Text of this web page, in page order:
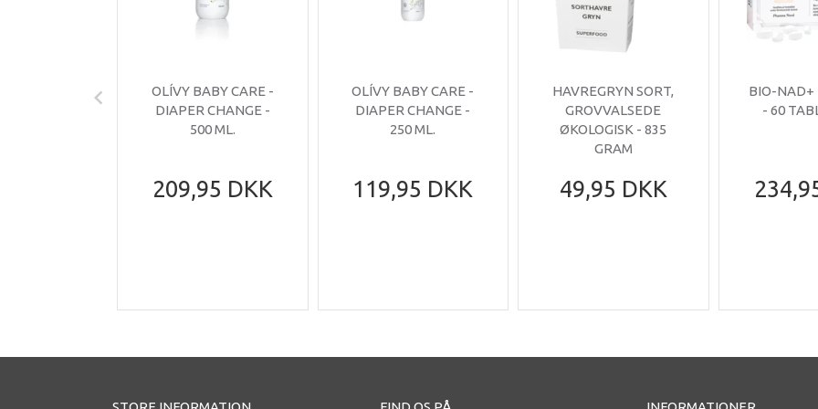
OLÍVY BABY CARE -
DIAPER CHANGE -
500 ML.
209,95 DKK
OLÍVY BABY CARE -
DIAPER CHANGE -
250 ML.
119,95 DKK
HAVREGRYN SORT,
GROVVALSEDE
ØKOLOGISK - 835
GRAM
49,95 DKK
BIO-NAD+
- 60